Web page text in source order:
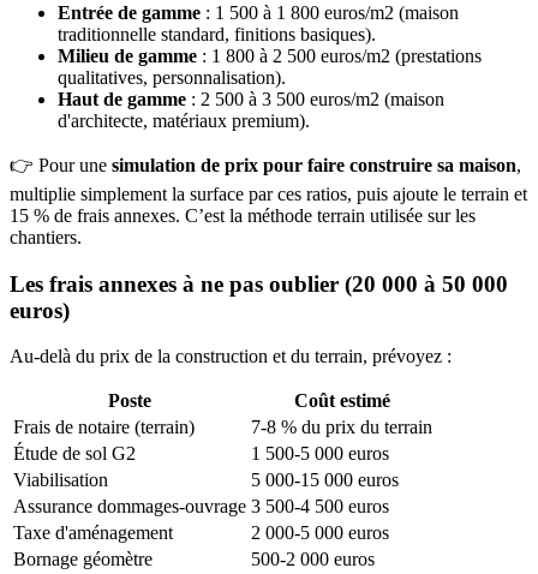
Entrée de gamme : 1 500 à 1 800 euros/m2 (maison
traditionnelle standard, finitions basiques).
Milieu de gamme : 1 800 à 2 500 euros/m2 (prestations
qualitatives, personnalisation).
Haut de gamme : 2 500 à 3 500 euros/m2 (maison
d'architecte, matériaux premium).
👉 Pour une simulation de prix pour faire construire sa maison,
multiplie simplement la surface par ces ratios, puis ajoute le terrain et
15 % de frais annexes. C’est la méthode terrain utilisée sur les
chantiers.
Les frais annexes à ne pas oublier (20 000 à 50 000
euros)
Au-delà du prix de la construction et du terrain, prévoyez :
Poste
Coût estimé
Frais de notaire (terrain)
7-8 % du prix du terrain
Étude de sol G2
1 500-5 000 euros
Viabilisation
5 000-15 000 euros
Assurance dommages-ouvrage 3 500-4 500 euros
Taxe d'aménagement
2 000-5 000 euros
Bornage géomètre
500-2 000 euros